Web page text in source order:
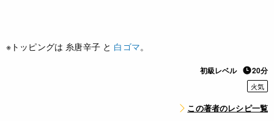
※トッピングは 糸唐辛子 と 白ゴマ。
初級レベル 20分
火気
この著者のレシピ一覧